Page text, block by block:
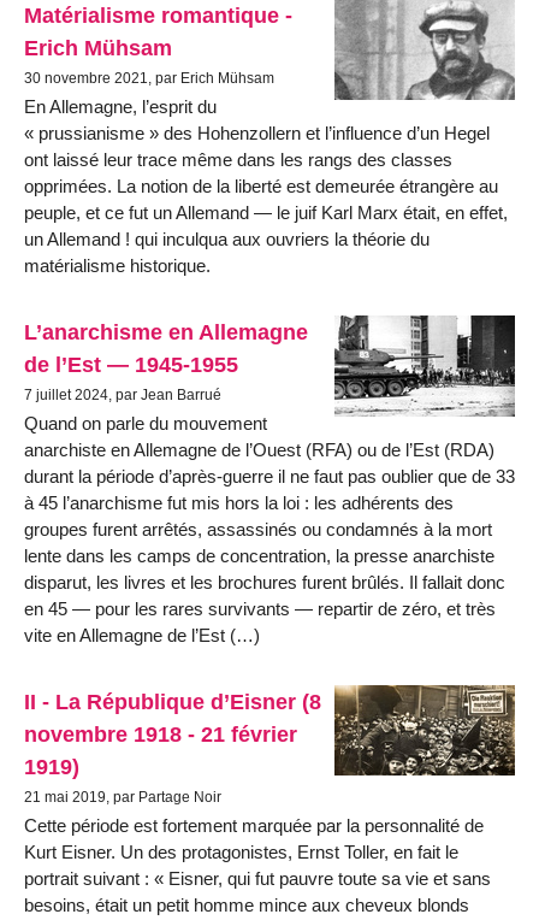
Matérialisme romantique -
Erich Mühsam
30 novembre 2021, par Erich Mühsam
En Allemagne, l’esprit du
« prussianisme » des Hohenzollern et l’influence d’un Hegel
ont laissé leur trace même dans les rangs des classes
opprimées. La notion de la liberté est demeurée étrangère au
peuple, et ce fut un Allemand — le juif Karl Marx était, en effet,
un Allemand ! qui inculqua aux ouvriers la théorie du
matérialisme historique.
L’anarchisme en Allemagne
de l’Est — 1945-1955
7 juillet 2024, par Jean Barrué
Quand on parle du mouvement
anarchiste en Allemagne de l’Ouest (RFA) ou de l’Est (RDA)
durant la période d’après-guerre il ne faut pas oublier que de 33
à 45 l’anarchisme fut mis hors la loi : les adhérents des
groupes furent arrêtés, assassinés ou condamnés à la mort
lente dans les camps de concentration, la presse anarchiste
disparut, les livres et les brochures furent brûlés. Il fallait donc
en 45 — pour les rares survivants — repartir de zéro, et très
vite en Allemagne de l’Est (…)
II - La République d’Eisner (8
novembre 1918 - 21 février
1919)
21 mai 2019, par Partage Noir
Cette période est fortement marquée par la personnalité de
Kurt Eisner. Un des protagonistes, Ernst Toller, en fait le
portrait suivant : « Eisner, qui fut pauvre toute sa vie et sans
besoins, était un petit homme mince aux cheveux blonds